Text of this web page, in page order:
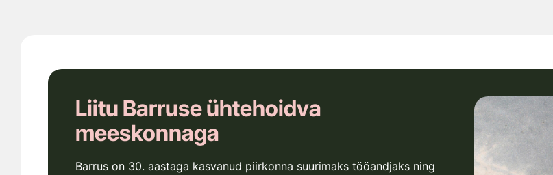
Liitu Barruse ühtehoidva
meeskonnaga
Barrus on 30. aastaga kasvanud piirkonna suurimaks tööandjaks ning